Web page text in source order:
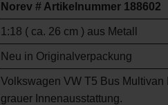
Norev # Artikelnummer 188602
1:18 ( ca. 26 cm ) aus Metall
Neu in Originalverpackung
Volkswagen VW T5 Bus
grauer Innenausstattung.